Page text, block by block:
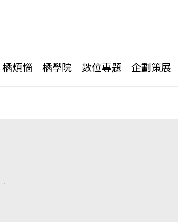
橘煩惱 橘學院 數位專題 企劃策展